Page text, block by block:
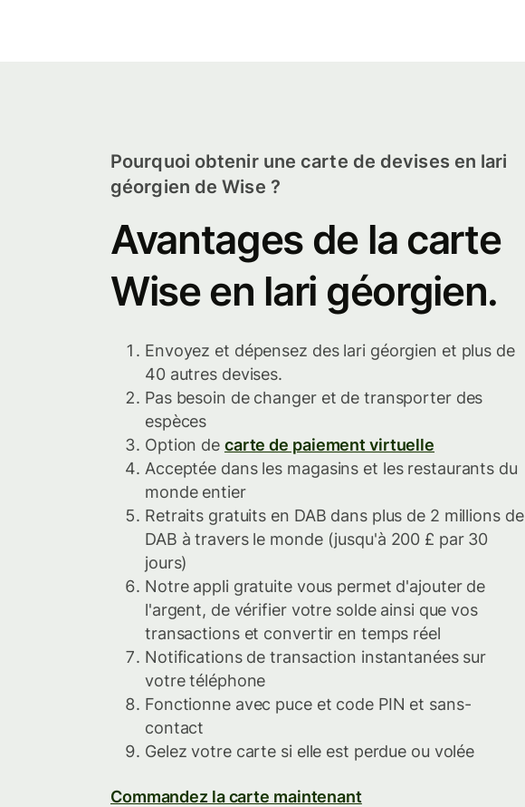
Avantages de la carte
Wise en lari géorgien.
Pourquoi obtenir une carte de devises en lari
géorgien de Wise ?
Envoyez et dépensez des lari géorgien et plus de
40 autres devises.
Pas besoin de changer et de transporter des
espèces
Option de carte de paiement virtuelle
Acceptée dans les magasins et les restaurants du
monde entier
Retraits gratuits en DAB dans plus de 2 millions de
DAB à travers le monde (jusqu'à 200 £ par 30
jours)
Notre appli gratuite vous permet d'ajouter de
l'argent, de vérifier votre solde ainsi que vos
transactions et convertir en temps réel
Notifications de transaction instantanées sur
votre téléphone
Fonctionne avec puce et code PIN et sans-
contact
Gelez votre carte si elle est perdue ou volée
Commandez la carte maintenant